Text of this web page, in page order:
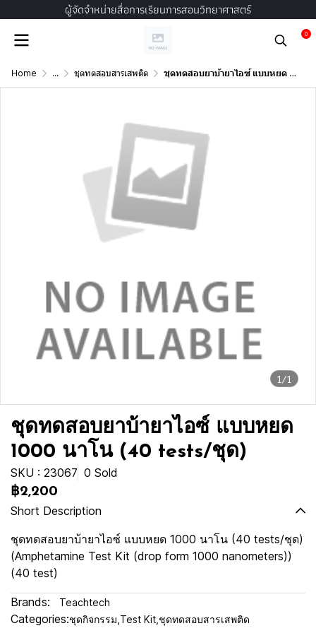
ผู้จัดจำหน่ายสื่อการเรียนการสอนวิทยาศาสตร์
0
Home ... ชุดทดสอบสารเสพติด ชุดทดสอบยาบ้ายาไอซ์ แบบหยด 1000 นาโน (40 tests/ชุด)
1/1
ชุดทดสอบยาบ้ายาไอซ์ แบบหยด
1000 นาโน (40 tests/ชุด)
SKU : 23067 0 Sold
฿2,200
Short Description
ชุดทดสอบยาบ้ายาไอซ์ แบบหยด 1000 นาโน (40 tests/ชุด)
(Amphetamine Test Kit (drop form 1000 nanometers))
(40 test)
Brands: Teachtech
Categories:ชุดกิจกรรม Test Kit ชุดทดสอบสารเสพติด